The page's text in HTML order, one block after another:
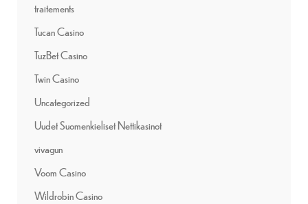
traitements
Tucan Casino
TuzBet Casino
Twin Casino
Uncategorized
Uudet Suomenkieliset Nettikasinot
vivagun
Voom Casino
Wildrobin Casino